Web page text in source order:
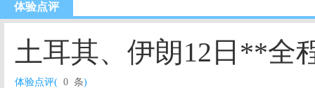
体验点评
土耳其、伊朗12日**全
体验点评( 0 条)